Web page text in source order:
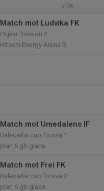
v.26
Match mot Ludvika FK
Pojkar Division 2
Hitachi Energy Arena B
Match mot Umedalens IF
Dalecarlia cup forssa 1
plan 6 gb glace
Match mot Frei FK
Dalecarlia cup forssa 2
plan 6 gb glace